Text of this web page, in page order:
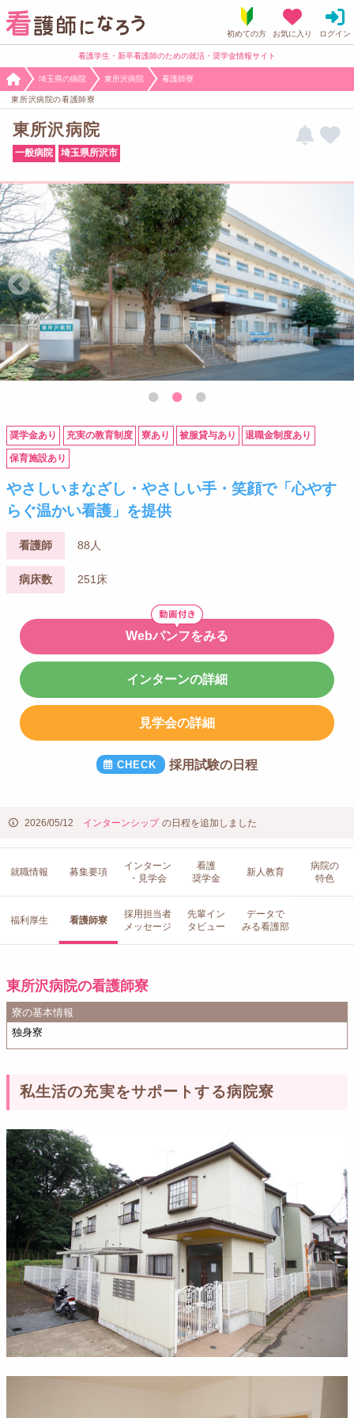
看護学生・新卒看護師のための就活・奨学金情報サイト
埼玉県の病院 東所沢病院 看護師寮
東所沢病院の看護師寮
東所沢病院
一般病院 埼玉県所沢市
奨学金あり 充実の教育制度 寮あり 被服貸与あり 退職金制度あり
保育施設あり
やさしいまなざし・やさしい手・笑顔で「心やす
らぐ温かい看護」を提供
看護師 88人
病床数 251床
Webパンフをみる
インターンの詳細
見学会の詳細
採用試験の日程
2026/05/12 インターンシップ の日程を追加しました
就職情報 募集要項
インターン
・見学会
看護
奨学金
新人教育
病院の
特色
福利厚生 看護師寮
採用担当者
メッセージ
先輩イン
タビュー
データで
みる看護部
東所沢病院の看護師寮
寮の基本情報
独身寮
私生活の充実をサポートする病院寮